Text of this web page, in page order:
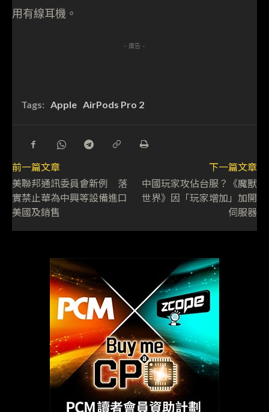
用有線耳機。
- 廣告 -
Tags: Apple AirPods Pro 2
前一篇文章
美聯邦通訊委員會新例 落
實禁止華為中興等設備進口
美國及銷售
下一篇文章
中國玩家攻佔台服？《魔獸
世界》因「玩家增加」加開
伺服器